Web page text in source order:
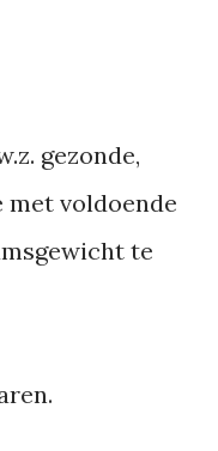
gezonde,
met voldoende
te